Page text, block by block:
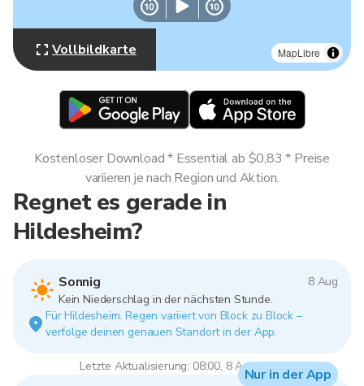
MapLibre
Vollbildkarte
Regnet es gerade in
Hildesheim?
Sonnig
8 Aug
Kein Niederschlag in der nächsten Stunde.
Für Hildesheim. Regen variiert von Block zu Block –
verfolge deinen genauen Standort in der App.
Letzte Aktualisierung: 08:00, 8 Aug 2026
Kostenloser Download * Essential ab $0,83 * Preise
variieren je nach Region und Aktion.
Nur in der App